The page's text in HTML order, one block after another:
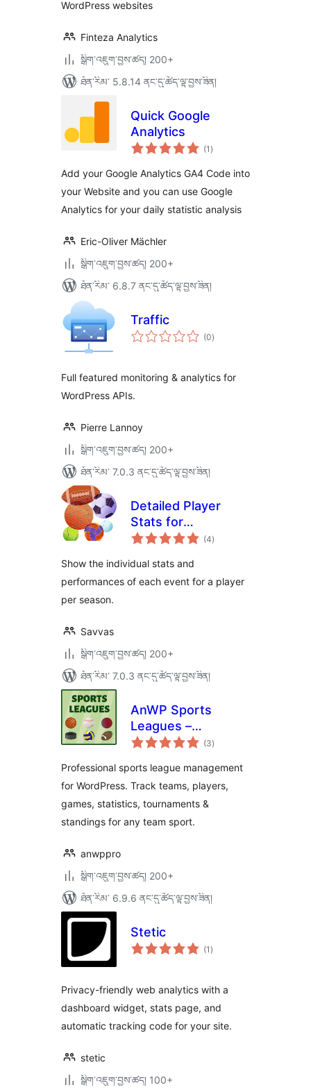
WordPress websites
Finteza Analytics
སྒྲིག་འཇུག་བྱས་ཚད། 200+
ཐོན་རིམ་ 5.8.14 ནང་དུ་ཚོད་ལྟ་བྱས་ཟིན།
Quick Google
Analytics
(1 གདེང་
འཇོག་
ཚང་།
)
Add your Google Analytics GA4 Code into
your Website and you can use Google
Analytics for your daily statistic analysis
Eric-Oliver Mächler
སྒྲིག་འཇུག་བྱས་ཚད། 200+
ཐོན་རིམ་ 6.8.7 ནང་དུ་ཚོད་ལྟ་བྱས་ཟིན།
Traffic
(0གདེང་
འཇོག་
)
Full featured monitoring & analytics for
WordPress APIs.
Pierre Lannoy
སྒྲིག་འཇུག་བྱས་ཚད། 200+
ཐོན་རིམ་ 7.0.3 ནང་དུ་ཚོད་ལྟ་བྱས་ཟིན།
Detailed Player
Stats for
SportsPress(4གདེང་
འཇོག་
)
Show the individual stats and
performances of each event for a player
per season.
Savvas
སྒྲིག་འཇུག་བྱས་ཚད། 200+
ཐོན་རིམ་ 7.0.3 ནང་དུ་ཚོད་ལྟ་བྱས་ཟིན།
AnWP Sports
Leagues –
Basketball, Ice
Rugby & More
(3གདེང་
འཇོག་
ཚང་།
)
Professional sports league management
for WordPress. Track teams, players,
games, statistics, tournaments &
standings for any team sport.
anwppro
སྒྲིག་འཇུག་བྱས་ཚད། 200+
ཐོན་རིམ་ 6.9.6 ནང་དུ་ཚོད་ལྟ་བྱས་ཟིན།
Stetic
(1 གདེང་
འཇོག་
)
Privacy-friendly web analytics with a
dashboard widget, stats page, and
automatic tracking code for your site.
stetic
སྒྲིག་འཇུག་བྱས་ཚད། 100+